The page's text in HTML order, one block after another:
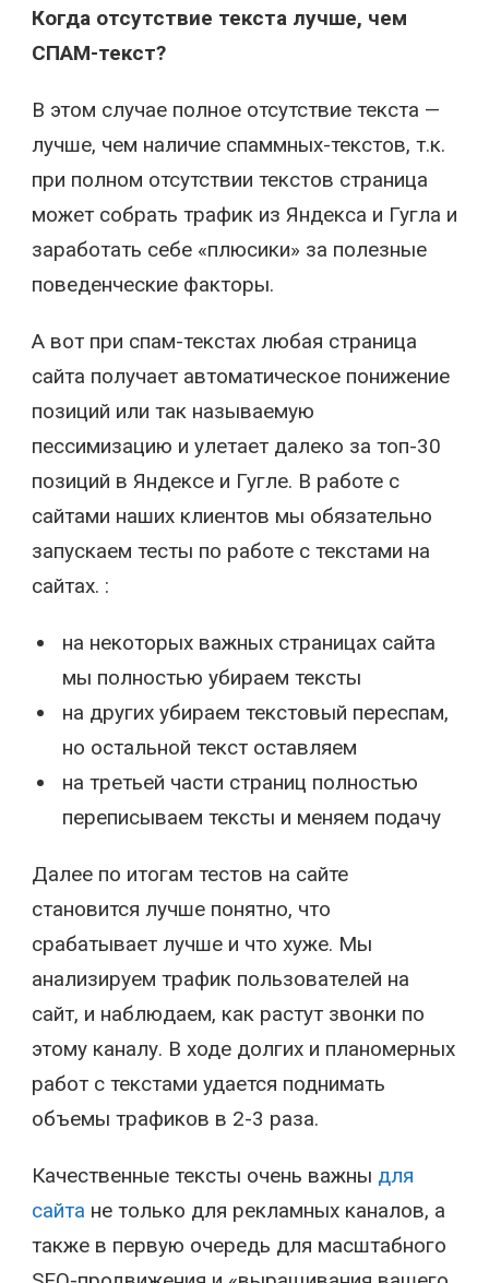
Когда отсутствие текста лучше, чем
СПАМ-текст?
В этом случае полное отсутствие текста —
лучше, чем наличие спаммных-текстов, т.к.
при полном отсутствии текстов страница
может собрать трафик из Яндекса и Гугла и
заработать себе «плюсики» за полезные
поведенческие факторы.
А вот при спам-текстах любая страница
сайта получает автоматическое понижение
позиций или так называемую
пессимизацию и улетает далеко за топ-30
позиций в Яндексе и Гугле. В работе с
сайтами наших клиентов мы обязательно
запускаем тесты по работе с текстами на
сайтах. :
на некоторых важных страницах сайта
мы полностью убираем тексты
на других убираем текстовый переспам,
но остальной текст оставляем
на третьей части страниц полностью
переписываем тексты и меняем подачу
Далее по итогам тестов на сайте
становится лучше понятно, что
срабатывает лучше и что хуже. Мы
анализируем трафик пользователей на
сайт, и наблюдаем, как растут звонки по
этому каналу. В ходе долгих и планомерных
работ с текстами удается поднимать
объемы трафиков в 2-3 раза.
Качественные тексты очень важны для
сайта не только для рекламных каналов, а
также в первую очередь для масштабного